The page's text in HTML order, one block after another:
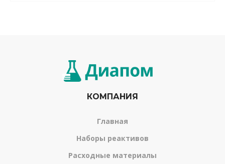
КОМПАНИЯ
Главная
Наборы реактивов
Расходные материалы